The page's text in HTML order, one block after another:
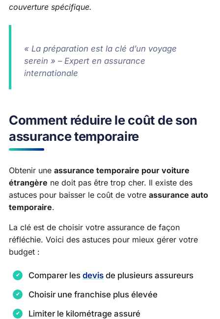
couverture spécifique.
« La préparation est la clé d’un voyage
serein » – Expert en assurance
internationale
Comment réduire le coût de son
assurance temporaire
Obtenir une assurance temporaire pour voiture
étrangère ne doit pas être trop cher. Il existe des
astuces pour baisser le coût de votre assurance auto
temporaire.
La clé est de choisir votre assurance de façon
réfléchie. Voici des astuces pour mieux gérer votre
budget :
Comparer les devis de plusieurs assureurs
Choisir une franchise plus élevée
Limiter le kilométrage assuré